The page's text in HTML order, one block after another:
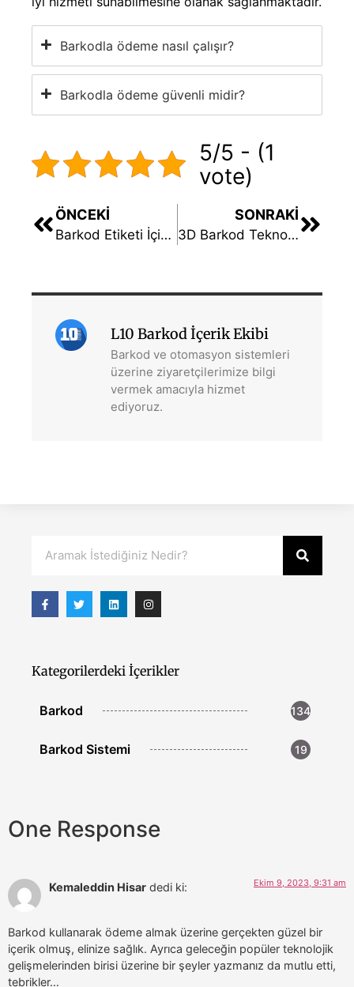
Barkodla ödeme nasıl çalışır?
Barkodla ödeme güvenli midir?
5/5 - (1
vote)
ÖNCEKI
Barkod Etiketi İçin En Dayanıklı Malzeme Hangisidir?
SONRAKI
3D Barkod Teknolojisi Nedir?
L10 Barkod İçerik Ekibi
Barkod ve otomasyon sistemleri
üzerine ziyaretçilerimize bilgi
vermek amacıyla hizmet
ediyoruz.
Kategorilerdeki İçerikler
Barkod 134
Barkod Sistemi 19
One Response
Kemaleddin Hisar dedi ki: Ekim 9, 2023, 9:31 am
Barkod kullanarak ödeme almak üzerine gerçekten güzel bir
içerik olmuş, elinize sağlık. Ayrıca geleceğin popüler teknolojik
gelişmelerinden birisi üzerine bir şeyler yazmanız da mutlu etti,
tebrikler…